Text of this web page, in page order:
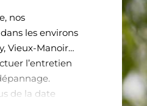
nos
les environs
Vieux-Manoir…
l’entretien
de la date